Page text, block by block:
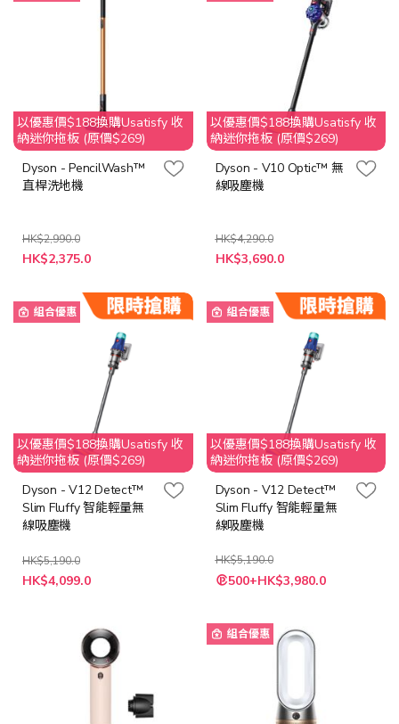
以優惠價$188換購Usatisfy 收
納迷你拖板 (原價$269)
Dyson - PencilWash™
直桿洗地機
HK$2,990.0
特
殊
HK$2,375.0
以優惠價$188換購Usatisfy 收
納迷你拖板 (原價$269)
Dyson - V10 Optic™ 無
線吸塵機
HK$4,290.0
特
殊
HK$3,690.0
組合優惠
以優惠價$188換購Usatisfy 收
納迷你拖板 (原價$269)
Dyson - V12 Detect™
Slim Fluffy 智能輕量無
線吸塵機
HK$5,190.0
特
殊
HK$4,099.0
組合優惠
以優惠價$188換購Usatisfy 收
納迷你拖板 (原價$269)
Dyson - V12 Detect™
Slim Fluffy 智能輕量無
線吸塵機
HK$5,190.0
特
殊 500+HK$3,980.0
組合優惠